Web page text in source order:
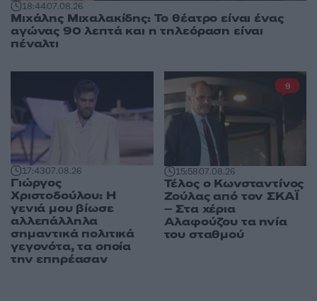
18:4407.08.26
Μιχάλης Μιχαλακίδης: Το θέατρο είναι ένας
αγώνας 90 λεπτά και η τηλεόραση είναι
πέναλτι
17:4307.08.26
Γιώργος
Χριστοδούλου: Η
γενιά μου βίωσε
αλλεπάλληλα
σημαντικά πολιτικά
γεγονότα, τα οποία
την επηρέασαν
15:5807.08.26
Τέλος ο Κωνσταντίνος
Ζούλας από τον ΣΚΑΪ
– Στα χέρια
Αλαφούζου τα ηνία
του σταθμού
9